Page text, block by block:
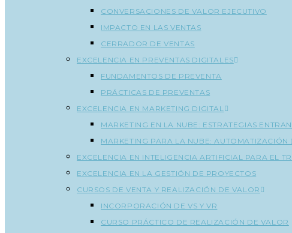
CONVERSACIONES DE VALOR EJECUTIVO
IMPACTO EN LAS VENTAS
CERRADOR DE VENTAS
EXCELENCIA EN PREVENTAS DIGITALES
FUNDAMENTOS DE PREVENTA
PRÁCTICAS DE PREVENTAS
EXCELENCIA EN MARKETING DIGITAL
MARKETING EN LA NUBE: ESTRATEGIAS
MARKETING PARA LA NUBE: AUTOMATIZACIÓN
EXCELENCIA EN INTELIGENCIA ARTIFICIAL PARA EL
EXCELENCIA EN LA GESTIÓN DE PROYECTOS
CURSOS DE VENTA Y REALIZACIÓN DE VALOR
INCORPORACIÓN DE VS Y VR
CURSO PRÁCTICO DE REALIZACIÓN DE VALOR